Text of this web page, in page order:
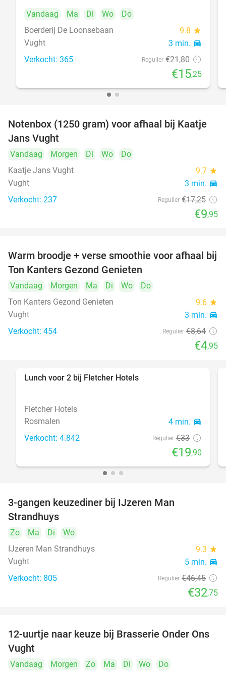
Vandaag
Ma Di Wo
Do
Boerderij De Loonsebaan
9.8 star
Vught 3 min. directions_car
Verkocht: 365 Regulier €21,80
€15,25
42%
Notenbox (1250 gram) voor afhaal bij Kaatje
Jans Vught
Vandaag Morgen Di Wo
Do
Kaatje Jans Vught
9.7 star
Vught 3 min. directions_car
Verkocht: 237 Regulier €17,25
€9,95
43%
Warm broodje + verse smoothie voor afhaal bij
Ton Kanters Gezond Genieten
Vandaag Morgen Ma Di Wo
Do
Ton Kanters Gezond Genieten
9.6 star
Vught 3 min. directions_car
Verkocht: 454 Regulier €8,64
€4,95
Lunch voor 2 bij Fletcher Hotels
Fletcher Hotels
Rosmalen
4 min. directions_car
Verkocht: 4.842 Regulier €33
€19,90
3-gangen keuzediner bij IJzeren Man
Strandhuys
Zo Ma Di
Wo
IJzeren Man Strandhuys
9.3 star
Vught 5 min. directions_car
Verkocht: 805 Regulier €46,45
€32,75
31%
12-uurtje naar keuze bij Brasserie Onder Ons
Vught
Vandaag Morgen Zo Ma Di Wo
Do